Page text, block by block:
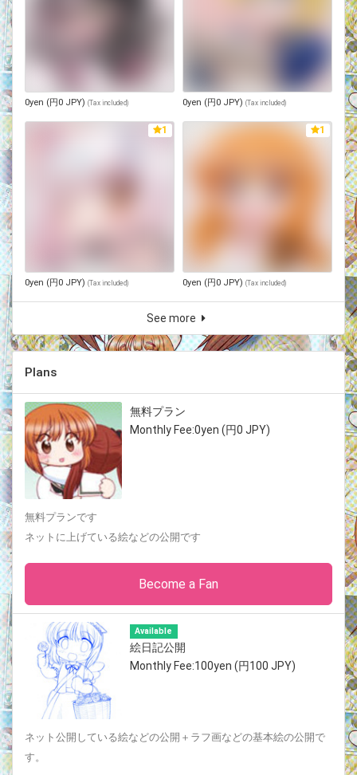
0yen (円0 JPY) (Tax included) 0yen (円0 JPY) (Tax included)
1
0yen (円0 JPY) (Tax included)
1
0yen (円0 JPY) (Tax included)
See more
Plans
無料プラン
Monthly Fee:0yen (円0 JPY)
無料プランです
ネットに上げている絵などの公開です
Become a Fan
Available
絵日記公開
Monthly Fee:100yen (円100 JPY)
ネット公開している絵などの公開＋ラフ画などの基本絵の公開で
す。